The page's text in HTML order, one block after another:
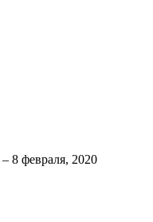
– 8 февраля, 2020